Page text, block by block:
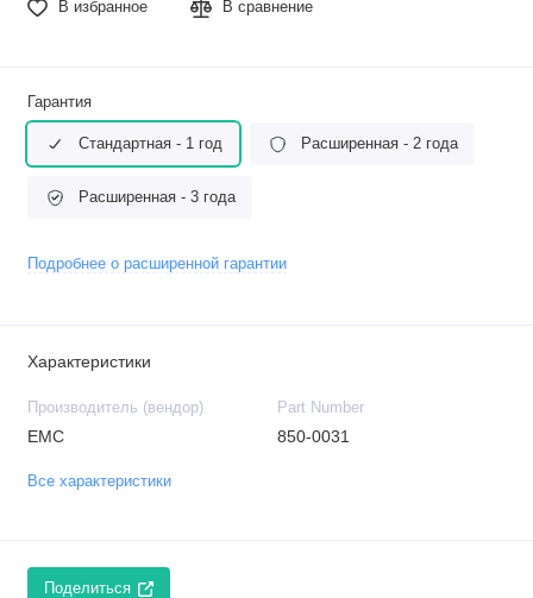
В избранное В сравнение
Гарантия
Стандартная - 1 год Расширенная - 2 года
Расширенная - 3 года
Подробнее о расширенной гарантии
Характеристики
Производитель (вендор)
EMC
Part Number
850-0031
Все характеристики
Поделиться